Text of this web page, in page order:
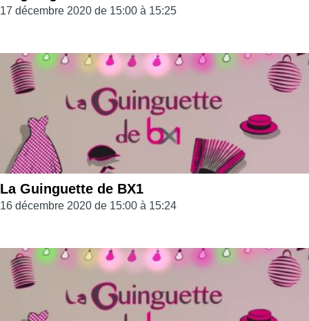
17 décembre 2020 de 15:00 à 15:25
La Guinguette de BX1
16 décembre 2020 de 15:00 à 15:24